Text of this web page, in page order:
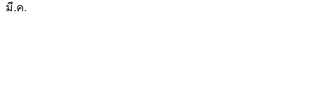
มี.ค.